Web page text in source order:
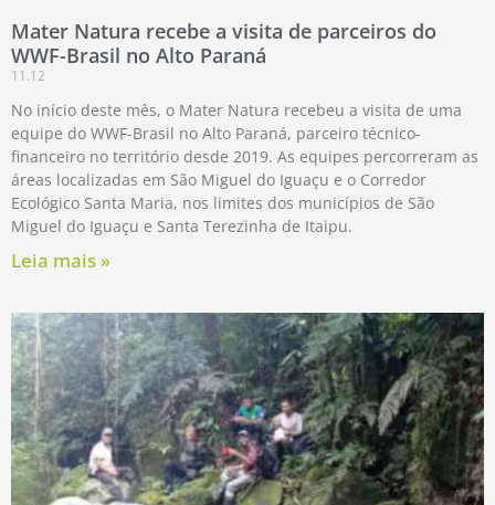
Mater Natura recebe a visita de parceiros do
WWF-Brasil no Alto Paraná
11.12
No início deste mês, o Mater Natura recebeu a visita de uma
equipe do WWF-Brasil no Alto Paraná, parceiro técnico-
financeiro no território desde 2019. As equipes percorreram as
áreas localizadas em São Miguel do Iguaçu e o Corredor
Ecológico Santa Maria, nos limites dos municípios de São
Miguel do Iguaçu e Santa Terezinha de Itaipu.
Leia mais »